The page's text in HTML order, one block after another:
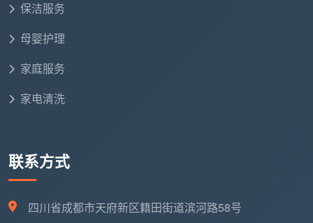
用什么清洁剂？
是否稳定。
有没有售后保障？
能把这五个问题全部清晰回答并愿意写入合同的，
就是一份值得信任的
保洁服务
母婴护理
家庭服务
家电清洗
联系方式
四川省成都市天府新区籍田街道滨河路58号